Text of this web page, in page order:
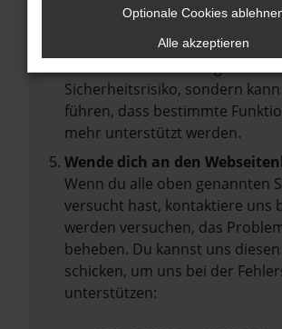
Betriebssystem auf dem
Veraltete Software birgt nicht
Sicherheitsrisiko, sondern
führen, dass bestimmte
mehr unterstützt werden.
Wende dich an den
Wenn du alle oben genannten
versucht hast, kontaktiere uns
werden versuchen, das
beheben. Du kannst uns
schicken, um uns bei der
unterstützen:
Optionale Cookies
Alle akzeptieren